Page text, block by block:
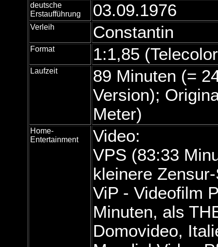
deutsche
Erstaufführung
03.09.1976
Verleih Constantin
Format 1:1,85
Laufzeit
89 Minuten (=
Version);
Meter)
Home-
Entertainment
Video:
VPS (83:33
kleinere
ViP - Videofilm
Minuten, als
Domovideo,